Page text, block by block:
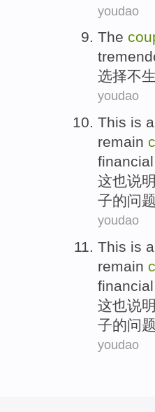
youdao
The
选择不
youdao
This is
remain
financial
这也说明
子的问题
youdao
This is
remain
financial
这也说明
子的问题
youdao